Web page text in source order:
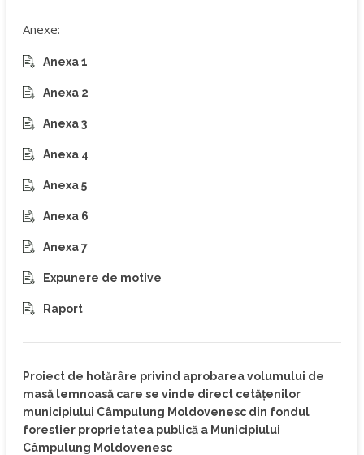
Anexe:
Anexa 1
Anexa 2
Anexa 3
Anexa 4
Anexa 5
Anexa 6
Anexa 7
Expunere de motive
Raport
Proiect de hotărâre privind aprobarea volumului de
masă lemnoasă care se vinde direct cetățenilor
municipiului Câmpulung Moldovenesc din fondul
forestier proprietatea publică a Municipiului
Câmpulung Moldovenesc